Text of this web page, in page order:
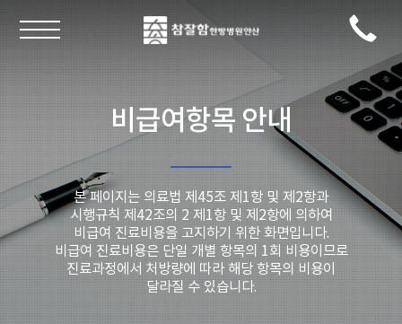
비급여항목 안내
본 페이지는 의료법 제45조 제1항 및 제2항과
시행규칙 제42조의 2 제1항 및 제2항에 의하여
비급여 진료비용을 고지하기 위한 화면입니다.
비급여 진료비용은 단일 개별 항목의 1회 비용이므로
진료과정에서 처방량에 따라 해당 항목의 비용이
달라질 수 있습니다.